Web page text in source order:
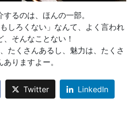
るのは、ほんの一部。
しろくない」なんて、よく言われ
、そんなことない！
たくさんあるし、魅力は、たくさ
ありますよー。
Twitter LinkedIn